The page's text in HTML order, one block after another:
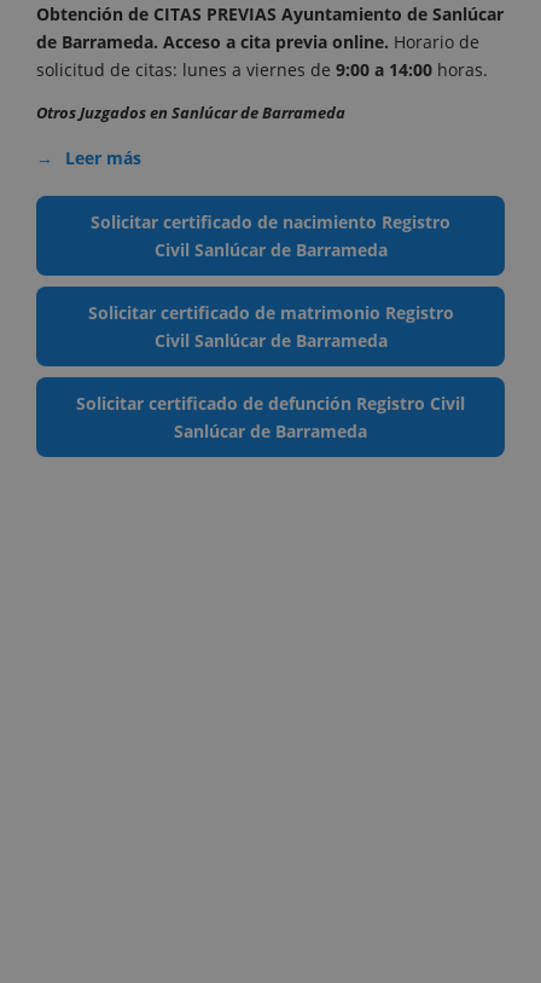
Obtención de CITAS PREVIAS Ayuntamiento de Sanlúcar
de Barrameda. Acceso a cita previa online. Horario de
solicitud de citas: lunes a viernes de 9:00 a 14:00 horas.
Otros Juzgados en Sanlúcar de Barrameda
Leer más
Solicitar certificado de nacimiento Registro
Civil Sanlúcar de Barrameda
Solicitar certificado de matrimonio Registro
Civil Sanlúcar de Barrameda
Solicitar certificado de defunción Registro Civil
Sanlúcar de Barrameda